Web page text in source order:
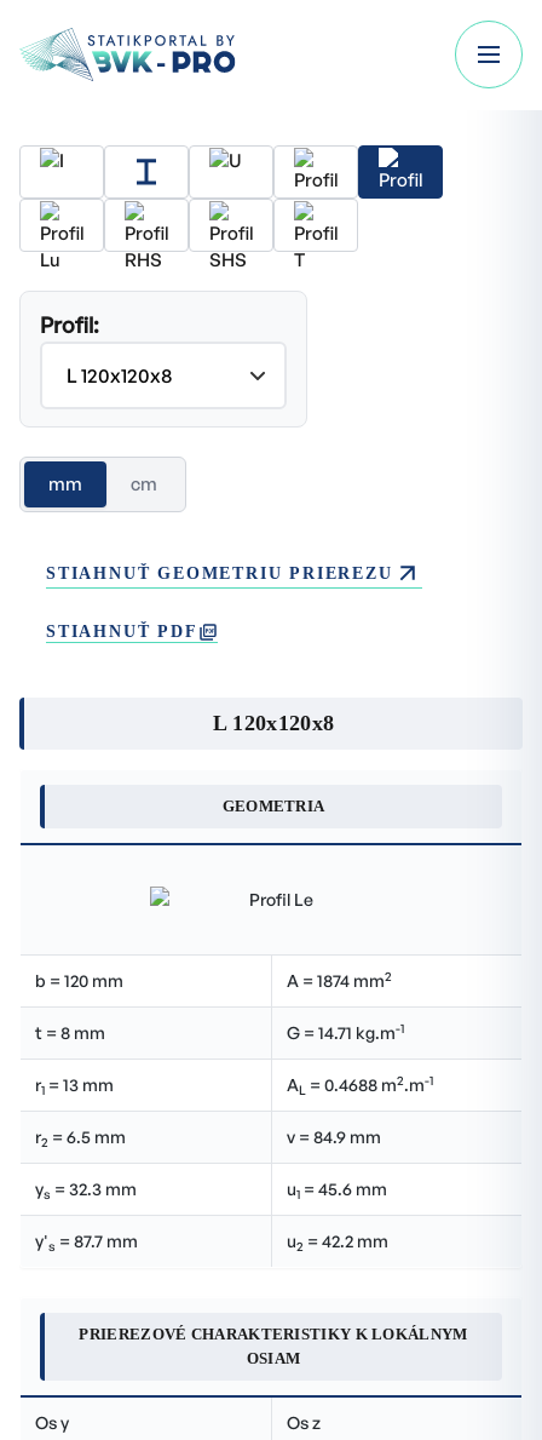
Profil:
mm cm
STIAHNUŤ GEOMETRIU PRIEREZU
STIAHNUŤ PDF
L 120x120x8
GEOMETRIA
b = 120 mm A = 1874 mm2
t = 8 mm G = 14.71 kg.m-1
r1 = 13 mm AL = 0.4688 m2.m-1
r2 = 6.5 mm v = 84.9 mm
ys = 32.3 mm u1 = 45.6 mm
y's = 87.7 mm u2 = 42.2 mm
PRIEREZOVÉ CHARAKTERISTIKY K LOKÁLNYM
OSIAM
Os y Os z